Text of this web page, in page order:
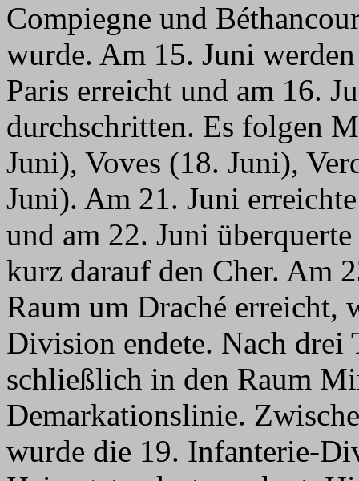
Compiegne und
wurde. Am 15. Juni
Paris erreicht und am 16.
durchschritten. Es folgen
Juni), Voves (18. Juni),
Juni). Am 21. Juni
und am 22. Juni
kurz darauf den Cher. Am
Raum um Draché erreicht,
Division endete. Nach drei
schließlich in den Raum
Demarkationslinie.
wurde die 19. Infanterie-